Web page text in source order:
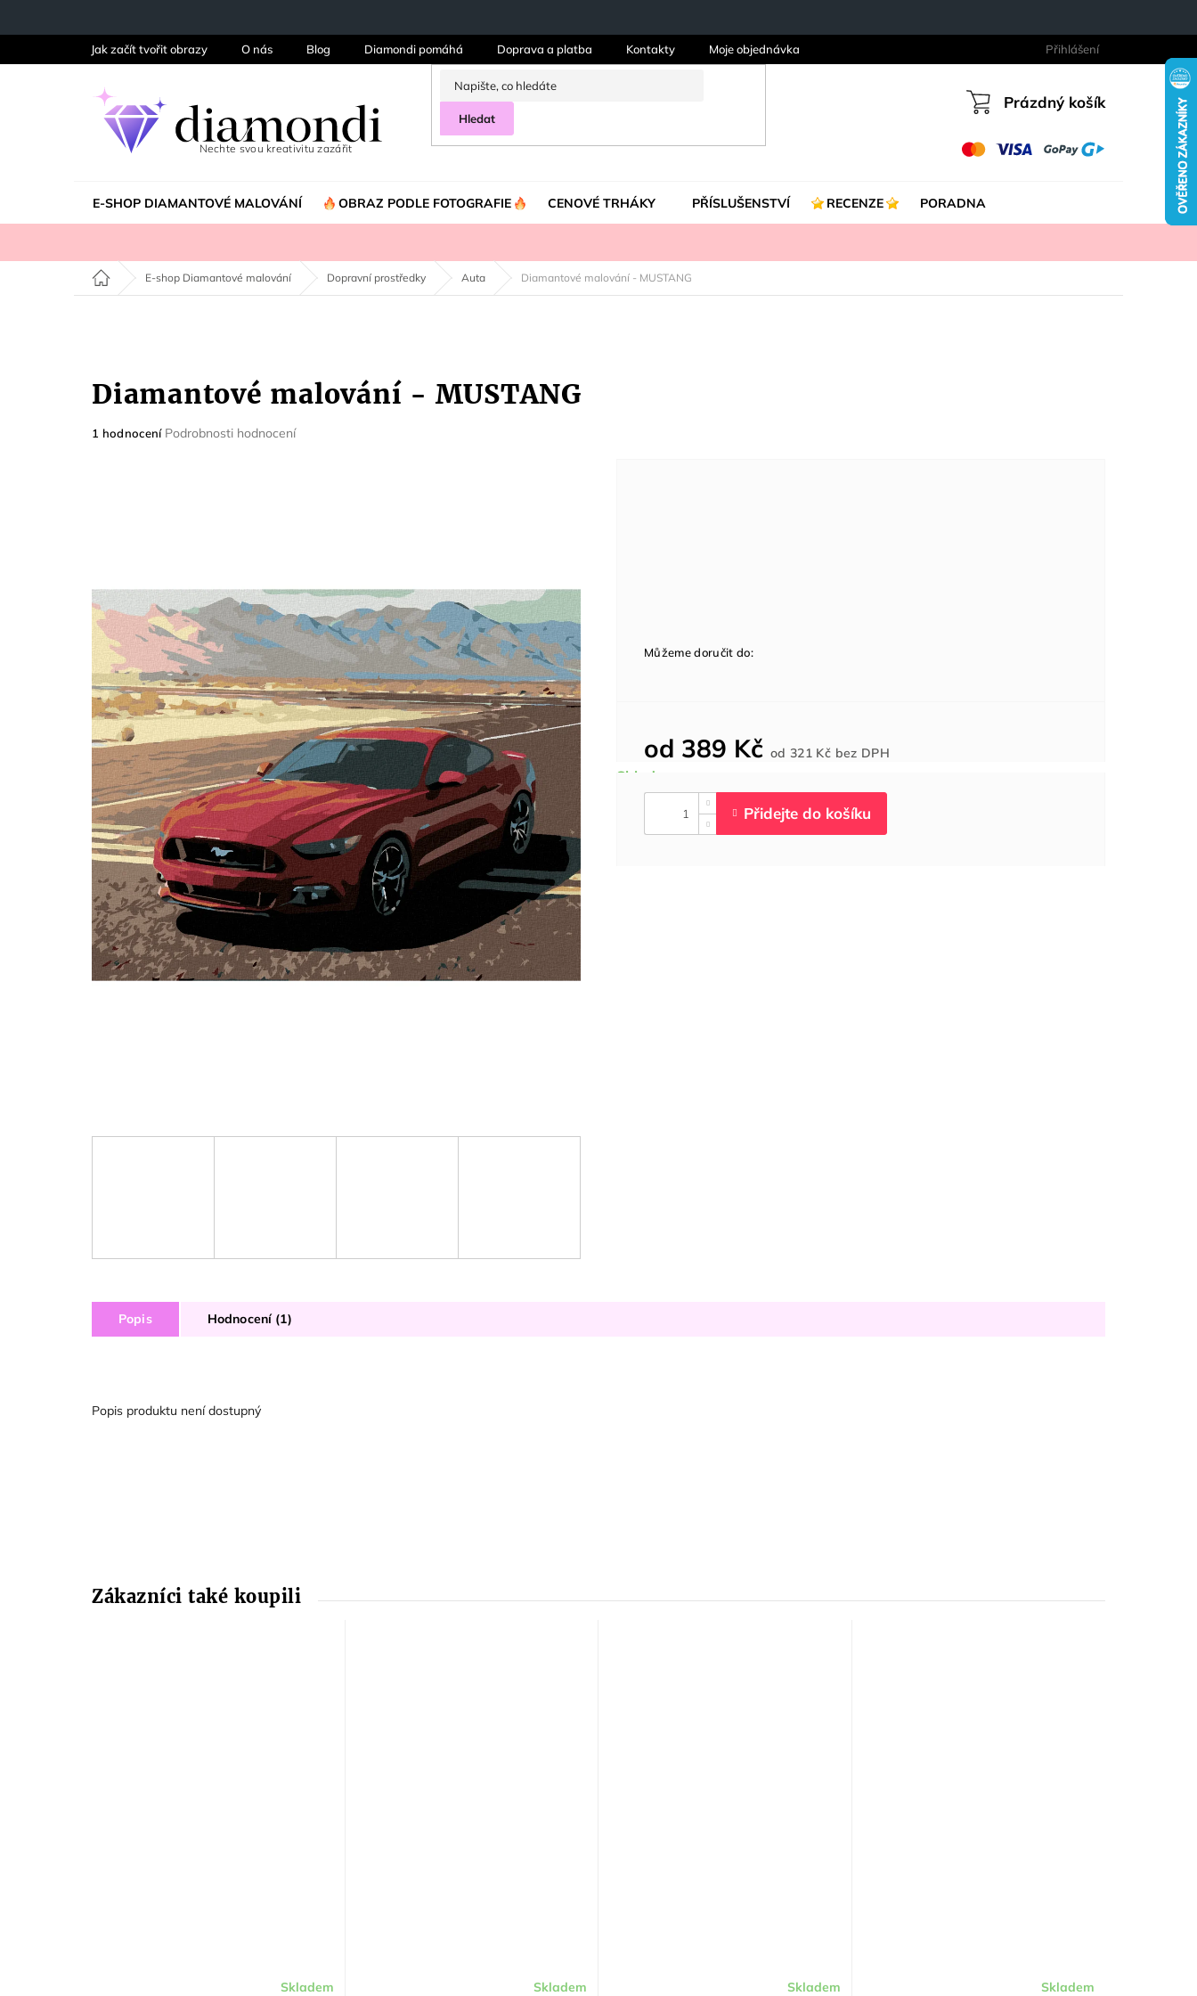
Jak začít tvořit obrazy O nás Blog Diamondi pomáhá Doprava a platba Kontakty Moje objednávka Přihlášení
Hledat
Nákupní
Prázdný košík
E-SHOP DIAMANTOVÉ MALOVÁNÍ OBRAZ PODLE FOTOGRAFIE CENOVÉ TRHÁKY PŘÍSLUŠENSTVÍ RECENZE PORADNA
Domů E-shop Diamantové malování Dopravní prostředky Auta Diamantové malování - MUSTANG
Diamantové malování - MUSTANG
Průměrné
1 hodnocení Podrobnosti hodnocení
od 389 Kč od321 Kč bez DPHcena:
Můžeme doručit do:
Popis Hodnocení (1)
Popis produktu není dostupný
Skladem Skladem Skladem Skladem